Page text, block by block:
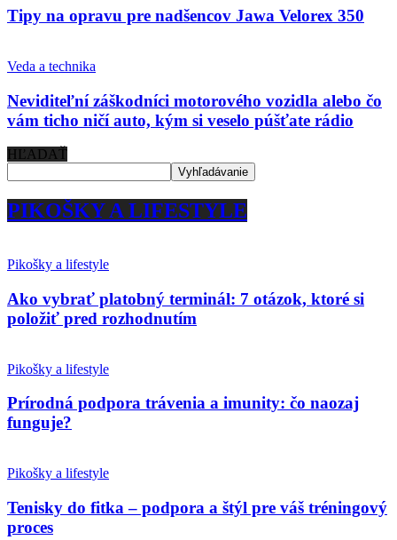
Tipy na opravu pre nadšencov Jawa Velorex 350
Veda a technika
Neviditeľní záškodníci motorového vozidla alebo čo
vám ticho ničí auto, kým si veselo púšťate rádio
HĽADAŤ
PIKOŠKY A LIFESTYLE
Pikošky a lifestyle
Ako vybrať platobný terminál: 7 otázok, ktoré si
položiť pred rozhodnutím
Pikošky a lifestyle
Prírodná podpora trávenia a imunity: čo naozaj
funguje?
Pikošky a lifestyle
Tenisky do fitka – podpora a štýl pre váš tréningový
proces